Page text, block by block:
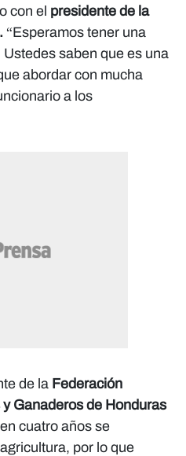
con el presidente de la
“Esperamos tener una
saben que es una
abordar con mucha
a los
de la Federación
Ganaderos de Honduras
cuatro años se
por lo que